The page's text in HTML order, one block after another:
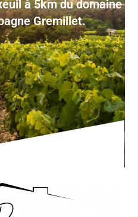
à 5km du domaine
Gremillet.